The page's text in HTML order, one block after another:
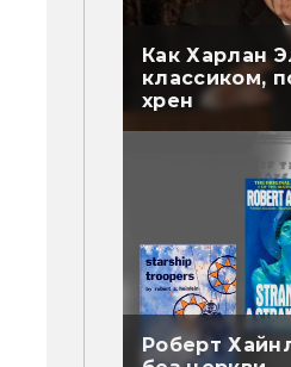
Как Харлан
классиком,
хрен
Роберт